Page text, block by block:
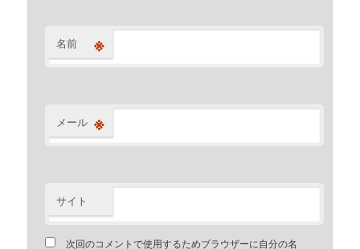
名前 ※
メール ※
サイト
次回のコメントで使用するためブラウザーに自分の名